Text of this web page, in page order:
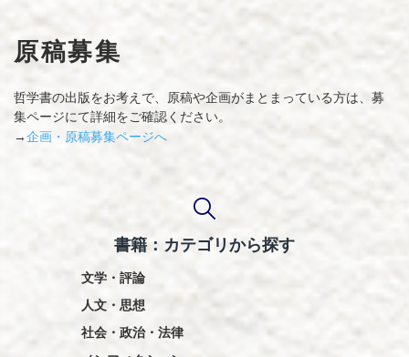
原稿募集
哲学書の出版をお考えで、原稿や企画がまとまっている方は、募
集ページにて詳細をご確認ください。
→企画・原稿募集ページへ
書籍：カテゴリから探す
文学・評論
人文・思想
社会・政治・法律